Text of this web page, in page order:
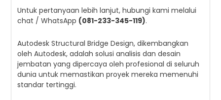
Untuk pertanyaan lebih lanjut, hubungi kami melalui
chat / WhatsApp (081-233-345-119).
Autodesk Structural Bridge Design, dikembangkan
oleh Autodesk, adalah solusi analisis dan desain
jembatan yang dipercaya oleh profesional di seluruh
dunia untuk memastikan proyek mereka memenuhi
standar tertinggi.